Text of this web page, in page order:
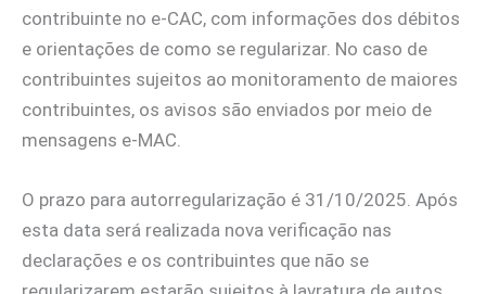
contribuinte no e-CAC, com informações dos débitos
e orientações de como se regularizar. No caso de
contribuintes sujeitos ao monitoramento de maiores
contribuintes, os avisos são enviados por meio de
mensagens e-MAC.
O prazo para autorregularização é 31/10/2025. Após
esta data será realizada nova verificação nas
declarações e os contribuintes que não se